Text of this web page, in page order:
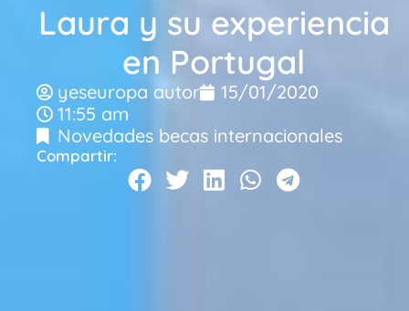
Laura y su experiencia
en Portugal
yeseuropa autor
15/01/2020
11:55 am
Novedades becas internacionales
Compartir: